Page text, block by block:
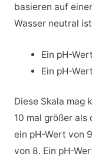
basieren auf
Wasser neutral
Ein pH-
Ein pH-
Diese Skala mag
10 mal größer
ein pH-Wert von
von 8. Ein pH-